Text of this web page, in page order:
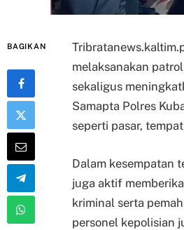
BAGIKAN
melaksanakan
sekaligus
Samapta Polres
seperti pasar,
Dalam kesempatan
juga aktif
kriminal serta
personel kepolisian